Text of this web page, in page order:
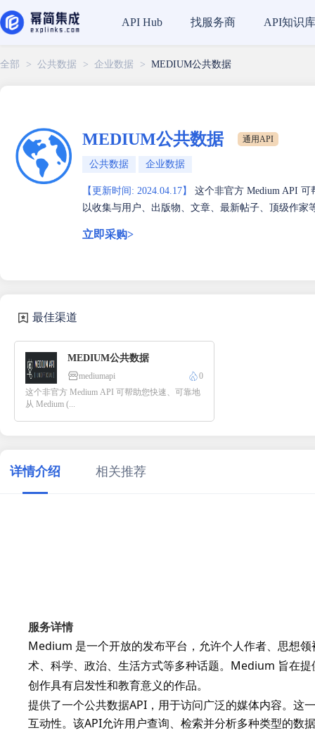
全部 > 公共数据 > 企业数据 > MEDIUM公共数据
MEDIUM公共数据 通用API
公共数据 企业数据
【更新时间: 2024.04.17】
这个非官方 Medium API 可
以收集与用户、出版物、文章、最新帖子、顶级作家
立即采购>
最佳渠道
MEDIUM公共数据
mediumapi
0
这个非官方 Medium API 可帮助您快速、可靠地
从 Medium (...
详情介绍 相关推荐
服务详情
Medium 是一个开放的发布平台，允许个人作者、思想
术、科学、政治、生活方式等多种话题。Medium 旨在
创作具有启发性和教育意义的作品。
提供了一个公共数据API，用于访问广泛的媒体内容。这
互动性。该API允许用户查询、检索并分析多种类型的数
API Hub 找服务商 API知识库